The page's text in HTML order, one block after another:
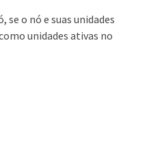
o nó e suas unidades
unidades ativas no